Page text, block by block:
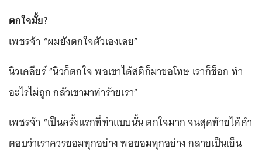
ตกใจมั้ย?
เพชรจ้า “ผมยังตกใจตัวเองเลย”
นิวเคลียร์ “นิวก็ตกใจ พอเขาได้สติก็มาขอโทษ เราก็ช็อก ทำ
อะไรไม่ถูก กลัวเขามาทำร้ายเรา”
เพชรจ้า “เป็นครั้งแรกที่ทำแบบนั้น ตกใจมาก จนสุดท้ายได้คำ
ตอบว่าเราควรยอมทุกอย่าง พอยอมทุกอย่าง กลายเป็นเย็น